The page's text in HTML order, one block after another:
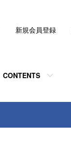
CONTENTS
新規会員登録